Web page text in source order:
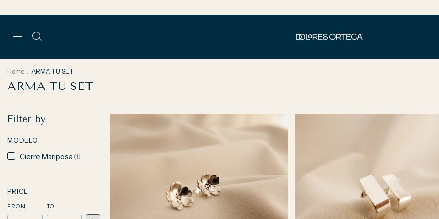
Home ARMA TU SET
ARMA TU SET
Filter by
MODELO
Cierre Mariposa (1)
PRICE
FROM TO